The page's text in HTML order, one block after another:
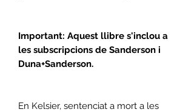
Important: Aquest llibre s'inclou a
les subscripcions de Sanderson i
Duna+Sanderson.
En Kelsier, sentenciat a mort a les